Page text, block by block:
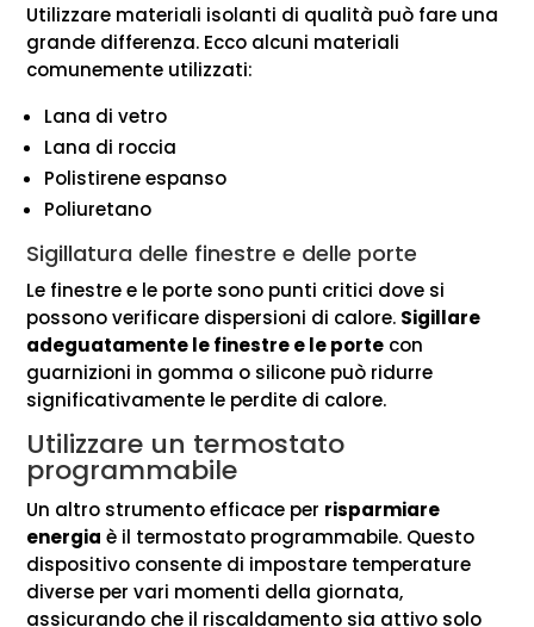
Utilizzare materiali isolanti di qualità può fare una
grande differenza. Ecco alcuni materiali
comunemente utilizzati:
Lana di vetro
Lana di roccia
Polistirene espanso
Poliuretano
Sigillatura delle finestre e delle porte
Le finestre e le porte sono punti critici dove si
possono verificare dispersioni di calore. Sigillare
adeguatamente le finestre e le porte con
guarnizioni in gomma o silicone può ridurre
significativamente le perdite di calore.
Utilizzare un termostato
programmabile
Un altro strumento efficace per risparmiare
energia è il termostato programmabile. Questo
dispositivo consente di impostare temperature
diverse per vari momenti della giornata,
assicurando che il riscaldamento sia attivo solo